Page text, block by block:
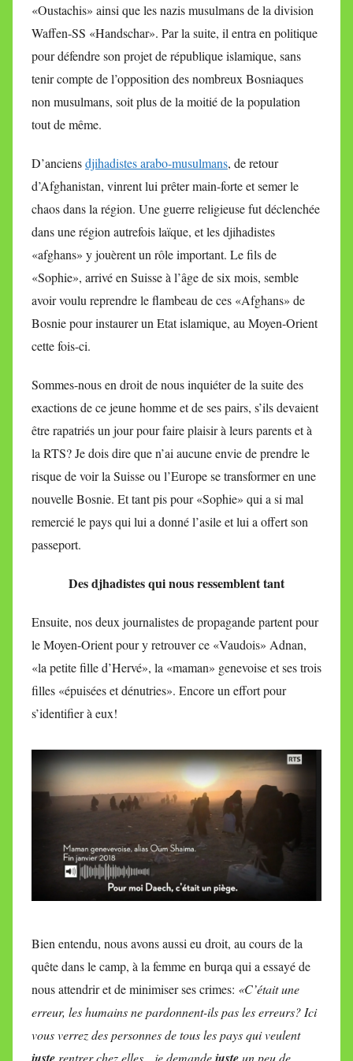
«Oustachis» ainsi que les nazis musulmans de la division
Waffen-SS «Handschar». Par la suite, il entra en politique
pour défendre son projet de république islamique, sans
tenir compte de l’opposition des nombreux Bosniaques
non musulmans, soit plus de la moitié de la population
tout de même.
D’anciensdjihadistes arabo-musulmans, de retour
d’Afghanistan, vinrent lui prêter main-forte et semer le
chaos dans la région. Une guerre religieuse fut déclenchée
dans une région autrefois laïque, et les djihadistes
«afghans» y jouèrent un rôle important. Le fils de
«Sophie», arrivé en Suisse à l’âge de six mois, semble
avoir voulu reprendre le flambeau de ces «Afghans» de
Bosnie pour instaurer un Etat islamique, au Moyen-Orient
cette fois-ci.
Sommes-nous en droit de nous inquiéter de la suite des
exactions de ce jeune homme et de ses pairs, s’ils devaient
être rapatriés un jour pour faire plaisir à leurs parents et à
la RTS? Je dois dire que n’ai aucune envie de prendre le
risque de voir la Suisse ou l’Europe se transformer en une
nouvelle Bosnie. Et tant pis pour «Sophie» qui a si mal
remercié le pays qui lui a donné l’asile et lui a offert son
passeport.
Des djhadistes qui nous ressemblent tant
Ensuite, nos deux journalistes de propagande partent pour
le Moyen-Orient pour y retrouver ce «Vaudois» Adnan,
«la petite fille d’Hervé», la «maman» genevoise et ses trois
filles «épuisées et dénutries». Encore un effort pour
s’identifier à eux!
Bien entendu, nous avons aussi eu droit, au cours de la
quête dans le camp, à la femme en burqa qui a essayé de
nous attendrir et de minimiser ses crimes: «C’était une
erreur, les humains ne pardonnent-ils pas les erreurs? Ici
vous verrez des personnes de tous les pays qui veulent
rentrer chez elles…je demande un peu de